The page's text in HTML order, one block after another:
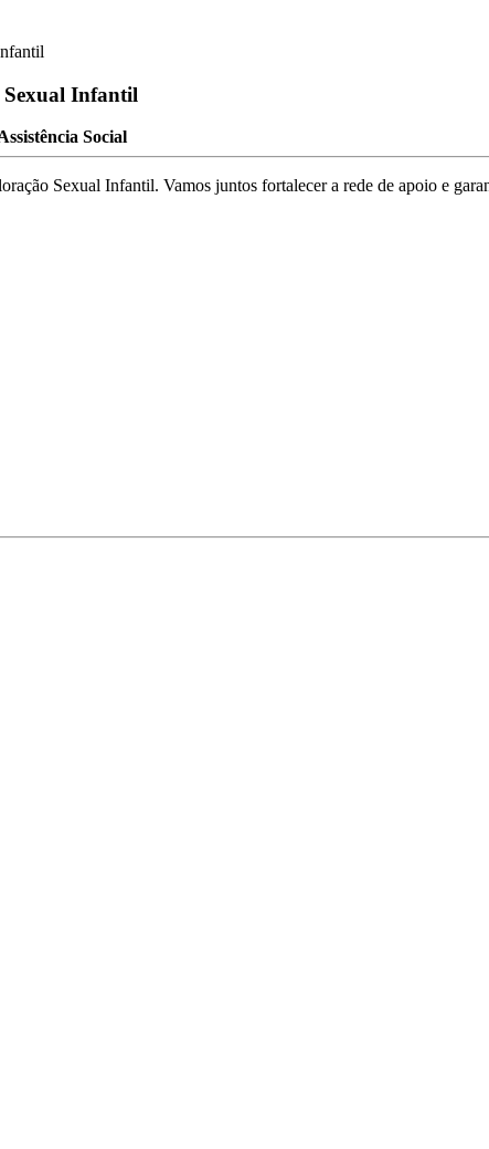
Sexual Infantil
Social
Sexual Infantil. Vamos juntos fortalecer a rede de apoio e